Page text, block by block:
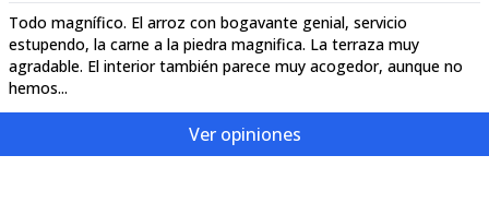
Todo magnífico. El arroz con bogavante genial, servicio
estupendo, la carne a la piedra magnifica. La terraza muy
agradable. El interior también parece muy acogedor, aunque no
hemos...
Ver opiniones